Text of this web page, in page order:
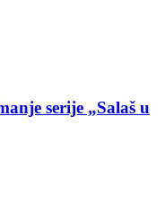
serije „Salaš u